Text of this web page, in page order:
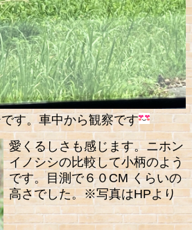
す。車中から観察です
愛くるしさも感じます。ニホン
イノシシの比較して小柄のよう
です。目測で６０CM くらいの
高さでした。※写真はHPより